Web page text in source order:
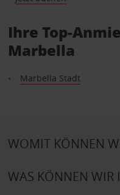
Ihre Top-
Marbella
Marbella Stadt
WOMIT KÖNNEN
WAS KÖNNEN WIR